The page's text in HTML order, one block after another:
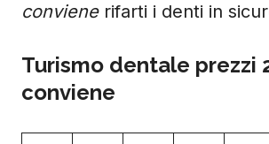
convienerifarti i denti in
Turismo dentale prezzi
conviene